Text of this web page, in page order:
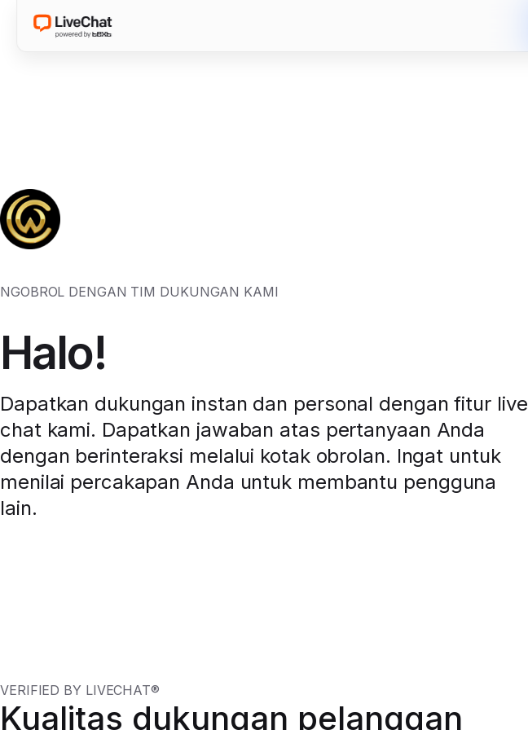
NGOBROL DENGAN TIM DUKUNGAN KAMI
Halo!
Dapatkan dukungan instan dan personal dengan fitur live
chat kami. Dapatkan jawaban atas pertanyaan Anda
dengan berinteraksi melalui kotak obrolan. Ingat untuk
menilai percakapan Anda untuk membantu pengguna
lain.
VERIFIED BY LIVECHAT®
Kualitas dukungan pelanggan